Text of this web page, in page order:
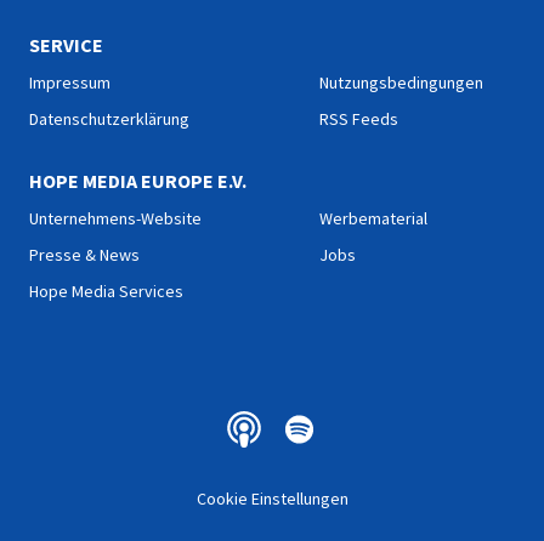
SERVICE
Impressum
Datenschutzerklärung
Nutzungsbedingungen
RSS Feeds
HOPE MEDIA EUROPE E.V.
Unternehmens-Website
Presse & News
Hope Media Services
Werbematerial
Jobs
Cookie Einstellungen